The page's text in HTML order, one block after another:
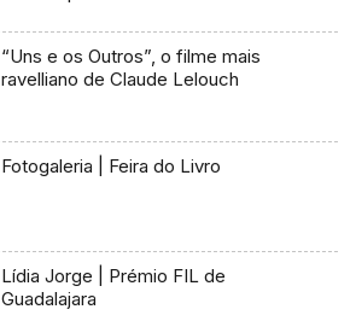
“Uns e os Outros”, o filme mais
ravelliano de Claude Lelouch
Fotogaleria | Feira do Livro
Lídia Jorge | Prémio FIL de
Guadalajara